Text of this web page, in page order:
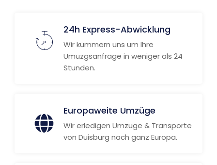
24h Express-Abwicklung
Wir kümmern uns um Ihre
Umuzgsanfrage in weniger als 24
Stunden.
Europaweite Umzüge
Wir erledigen Umzüge & Transporte
von Duisburg nach ganz Europa.